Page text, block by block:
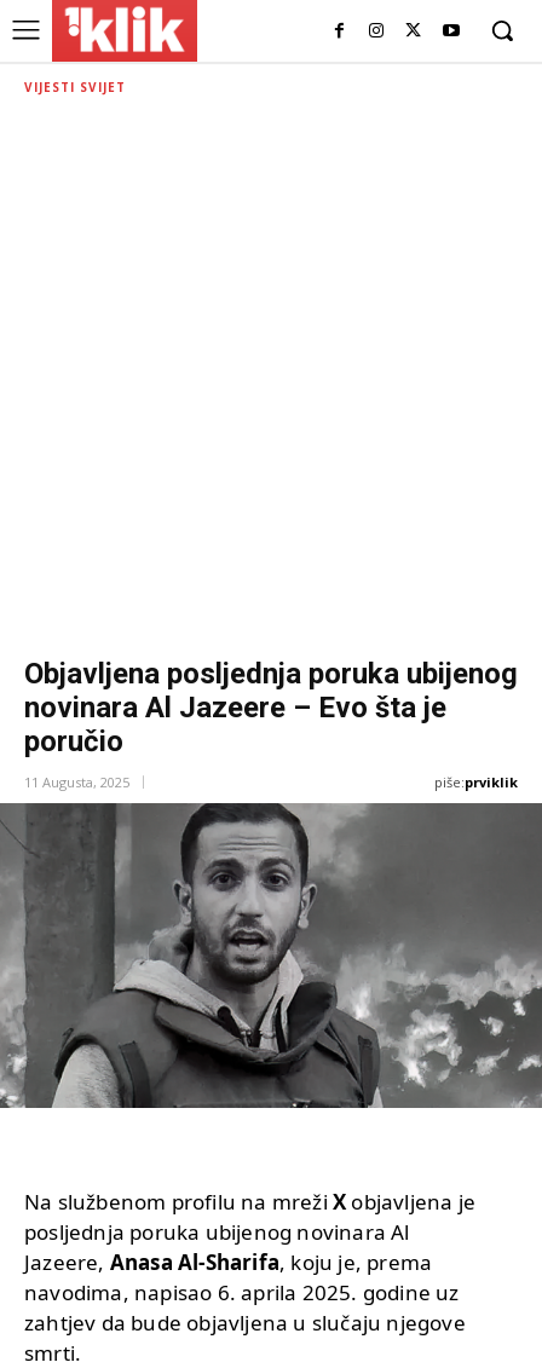
VIJESTI SVIJET
Objavljena posljednja poruka ubijenog
novinara Al Jazeere – Evo šta je
poručio
11 Augusta, 2025 piše:prviklik
Na službenom profilu na mreži X objavljena je
posljednja poruka ubijenog novinara Al
Jazeere, Anasa Al-Sharifa, koju je, prema
navodima, napisao 6. aprila 2025. godine uz
zahtjev da bude objavljena u slučaju njegove
smrti.